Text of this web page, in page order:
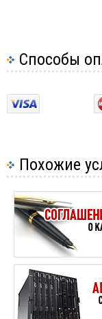
Главная
Установка
Установка
Список
Почему не
Основные
Основные
Основные
Каковы
Как
файла?
Способы
Похожие